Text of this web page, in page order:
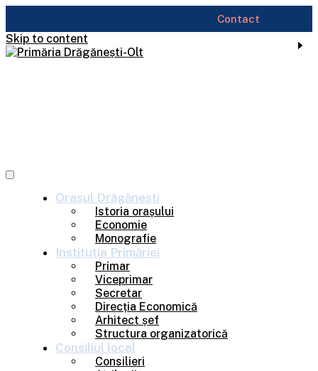
Skip to content
Orașul Drăgănești
Istoria orașului
Economie
Monografie
Instituția Primăriei
Primar
Viceprimar
Secretar
Direcția Economică
Arhitect șef
Structura organizatorică
Consiliul local
Consilieri
Contact